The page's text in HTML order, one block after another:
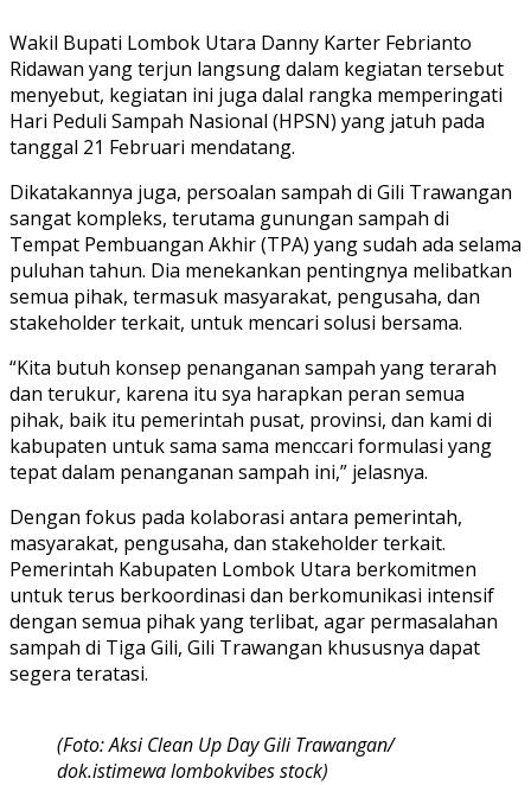
Wakil Bupati Lombok Utara Danny Karter Febrianto
Ridawan yang terjun langsung dalam kegiatan tersebut
menyebut, kegiatan ini juga dalal rangka memperingati
Hari Peduli Sampah Nasional (HPSN) yang jatuh pada
tanggal 21 Februari mendatang.
Dikatakannya juga, persoalan sampah di Gili Trawangan
sangat kompleks, terutama gunungan sampah di
Tempat Pembuangan Akhir (TPA) yang sudah ada selama
puluhan tahun. Dia menekankan pentingnya melibatkan
semua pihak, termasuk masyarakat, pengusaha, dan
stakeholder terkait, untuk mencari solusi bersama.
“Kita butuh konsep penanganan sampah yang terarah
dan terukur, karena itu sya harapkan peran semua
pihak, baik itu pemerintah pusat, provinsi, dan kami di
kabupaten untuk sama sama menccari formulasi yang
tepat dalam penanganan sampah ini,” jelasnya.
Dengan fokus pada kolaborasi antara pemerintah,
masyarakat, pengusaha, dan stakeholder terkait.
Pemerintah Kabupaten Lombok Utara berkomitmen
untuk terus berkoordinasi dan berkomunikasi intensif
dengan semua pihak yang terlibat, agar permasalahan
sampah di Tiga Gili, Gili Trawangan khususnya dapat
segera teratasi.
(Foto: Aksi Clean Up Day Gili Trawangan/
dok.istimewa lombokvibes stock)